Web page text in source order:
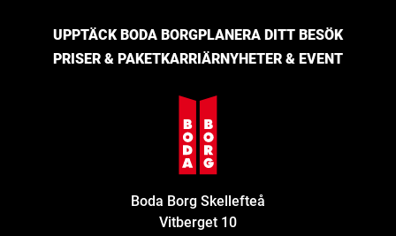
UPPTÄCK BODA BORGPLANERA DITT BESÖK
PRISER & PAKETKARRIÄRNYHETER & EVENT
Boda Borg Skellefteå
Vitberget 10